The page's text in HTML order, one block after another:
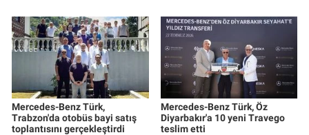
Mercedes-Benz Türk,
Trabzon'da otobüs bayi satış
toplantısını gerçekleştirdi
Mercedes-Benz Türk, Öz
Diyarbakır'a 10 yeni Travego
teslim etti